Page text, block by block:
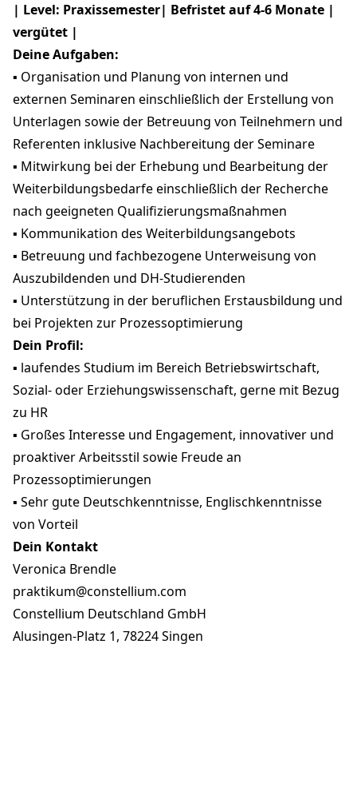
| Level: Praxissemester| Befristet auf 4-6 Monate |
vergütet |
Deine Aufgaben:
▪ Organisation und Planung von internen und
externen Seminaren einschließlich der Erstellung von
Unterlagen sowie der Betreuung von Teilnehmern und
Referenten inklusive Nachbereitung der Seminare
▪ Mitwirkung bei der Erhebung und Bearbeitung der
Weiterbildungsbedarfe einschließlich der Recherche
nach geeigneten Qualifizierungsmaßnahmen
▪ Kommunikation des Weiterbildungsangebots
▪ Betreuung und fachbezogene Unterweisung von
Auszubildenden und DH-Studierenden
▪ Unterstützung in der beruflichen Erstausbildung und
bei Projekten zur Prozessoptimierung
Dein Profil:
▪ laufendes Studium im Bereich Betriebswirtschaft,
Sozial- oder Erziehungswissenschaft, gerne mit Bezug
zu HR
▪ Großes Interesse und Engagement, innovativer und
proaktiver Arbeitsstil sowie Freude an
Prozessoptimierungen
▪ Sehr gute Deutschkenntnisse, Englischkenntnisse
von Vorteil
Dein Kontakt
Veronica Brendle
praktikum@constellium.com
Constellium Deutschland GmbH
Alusingen-Platz 1, 78224 Singen